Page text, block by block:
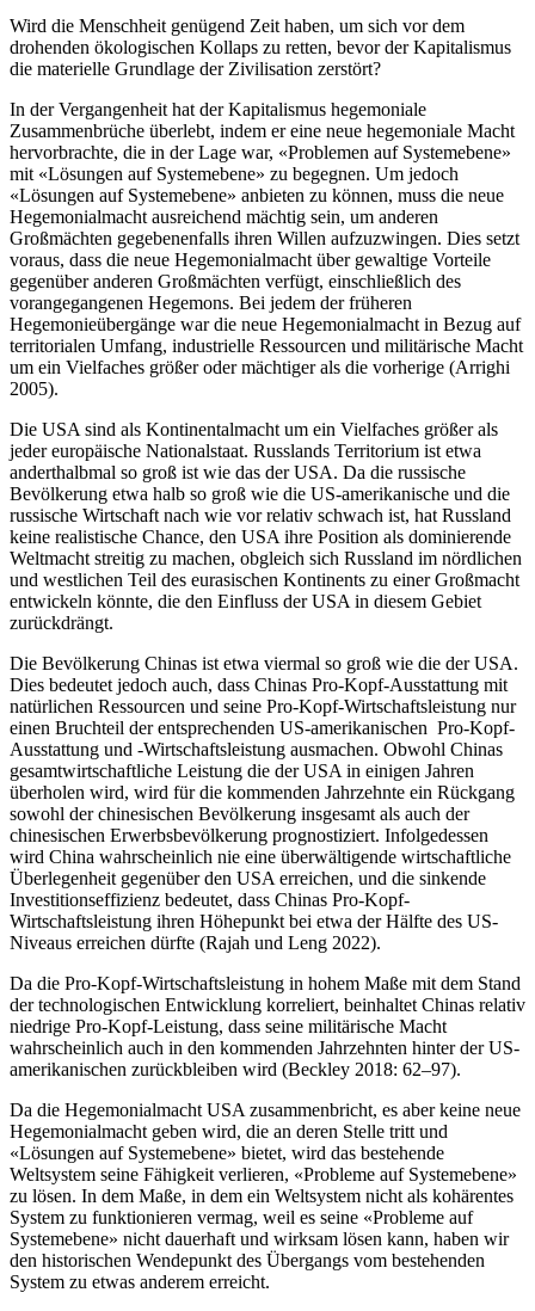
Wird die Menschheit genügend Zeit haben, um sich vor dem
drohenden ökologischen Kollaps zu retten, bevor der Kapitalismus
die materielle Grundlage der Zivilisation zerstört?
In der Vergangenheit hat der Kapitalismus hegemoniale
Zusammenbrüche überlebt, indem er eine neue hegemoniale Macht
hervorbrachte, die in der Lage war, «Problemen auf Systemebene»
mit «Lösungen auf Systemebene» zu begegnen. Um jedoch
«Lösungen auf Systemebene» anbieten zu können, muss die neue
Hegemonialmacht ausreichend mächtig sein, um anderen
Großmächten gegebenenfalls ihren Willen aufzuzwingen. Dies setzt
voraus, dass die neue Hegemonialmacht über gewaltige Vorteile
gegenüber anderen Großmächten verfügt, einschließlich des
vorangegangenen Hegemons. Bei jedem der früheren
Hegemonieübergänge war die neue Hegemonialmacht in Bezug auf
territorialen Umfang, industrielle Ressourcen und militärische Macht
um ein Vielfaches größer oder mächtiger als die vorherige (Arrighi
2005).
Die USA sind als Kontinentalmacht um ein Vielfaches größer als
jeder europäische Nationalstaat. Russlands Territorium ist etwa
anderthalbmal so groß ist wie das der USA. Da die russische
Bevölkerung etwa halb so groß wie die US-amerikanische und die
russische Wirtschaft nach wie vor relativ schwach ist, hat Russland
keine realistische Chance, den USA ihre Position als dominierende
Weltmacht streitig zu machen, obgleich sich Russland im nördlichen
und westlichen Teil des eurasischen Kontinents zu einer Großmacht
entwickeln könnte, die den Einfluss der USA in diesem Gebiet
zurückdrängt.
Die Bevölkerung Chinas ist etwa viermal so groß wie die der USA.
Dies bedeutet jedoch auch, dass Chinas Pro-Kopf-Ausstattung mit
natürlichen Ressourcen und seine Pro-Kopf-Wirtschaftsleistung nur
einen Bruchteil der entsprechenden US-amerikanischen Pro-Kopf-
Ausstattung und -Wirtschaftsleistung ausmachen. Obwohl Chinas
gesamtwirtschaftliche Leistung die der USA in einigen Jahren
überholen wird, wird für die kommenden Jahrzehnte ein Rückgang
sowohl der chinesischen Bevölkerung insgesamt als auch der
chinesischen Erwerbsbevölkerung prognostiziert. Infolgedessen
wird China wahrscheinlich nie eine überwältigende wirtschaftliche
Überlegenheit gegenüber den USA erreichen, und die sinkende
Investitionseffizienz bedeutet, dass Chinas Pro-Kopf-
Wirtschaftsleistung ihren Höhepunkt bei etwa der Hälfte des US-
Niveaus erreichen dürfte (Rajah und Leng 2022).
Da die Pro-Kopf-Wirtschaftsleistung in hohem Maße mit dem Stand
der technologischen Entwicklung korreliert, beinhaltet Chinas relativ
niedrige Pro-Kopf-Leistung, dass seine militärische Macht
wahrscheinlich auch in den kommenden Jahrzehnten hinter der US-
amerikanischen zurückbleiben wird (Beckley 2018: 62–97).
Da die Hegemonialmacht USA zusammenbricht, es aber keine neue
Hegemonialmacht geben wird, die an deren Stelle tritt und
«Lösungen auf Systemebene» bietet, wird das bestehende
Weltsystem seine Fähigkeit verlieren, «Probleme auf Systemebene»
zu lösen. In dem Maße, in dem ein Weltsystem nicht als kohärentes
System zu funktionieren vermag, weil es seine «Probleme auf
Systemebene» nicht dauerhaft und wirksam lösen kann, haben wir
den historischen Wendepunkt des Übergangs vom bestehenden
System zu etwas anderem erreicht.